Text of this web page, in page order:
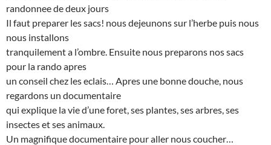
randonnee de deux jours
Il faut preparer les sacs! nous dejeunons sur l’herbe puis nous
nous installons
tranquilement a l’ombre. Ensuite nous preparons nos sacs
pour la rando apres
un conseil chez les eclais… Apres une bonne douche, nous
regardons un documentaire
qui explique la vie d’une foret, ses plantes, ses arbres, ses
insectes et ses animaux.
Un magnifique documentaire pour aller nous coucher…